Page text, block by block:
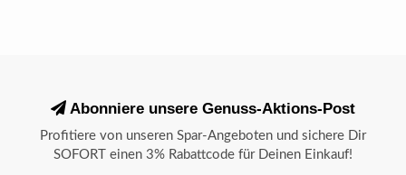
Abonniere unsere Genuss-Aktions-Post
Profitiere von unseren Spar-Angeboten und sichere Dir
SOFORT einen 3% Rabattcode für Deinen Einkauf!